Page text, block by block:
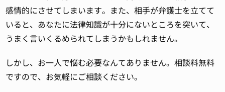
感情的にさせてしまいます。また、相手が弁護士を立てて
いると、あなたに法律知識が十分にないところを突いて、
うまく言いくるめられてしまうかもしれません。
しかし、お一人で悩む必要なんてありません。相談料無料
ですので、お気軽にご相談ください。